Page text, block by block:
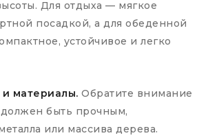
Для отдыха — мягкое
посадкой, а для обеденной
устойчивое и легко
и материалы. Обратите внимание
быть прочным,
или массива дерева.